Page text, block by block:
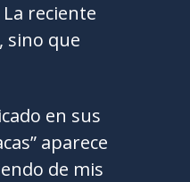
reciente
sino que
en sus
aparece
de mis